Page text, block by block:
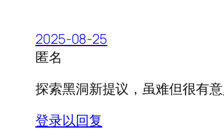
2025-08-25
匿名
探索黑洞新提议，虽难但很有意
登录以回复